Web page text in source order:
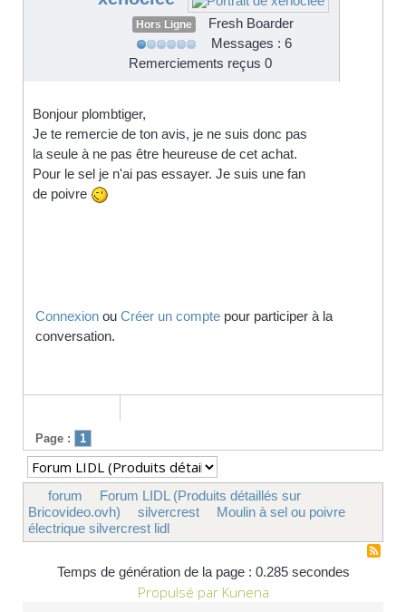
Hors Ligne
Fresh Boarder
Messages : 6
Remerciements reçus 0
Bonjour plombtiger,
Je te remercie de ton avis, je ne suis donc pas
la seule à ne pas être heureuse de cet achat.
Pour le sel je n'ai pas essayer. Je suis une fan
de poivre
Connexion ou Créer un compte pour participer à la
conversation.
Page : 1
forum
Forum LIDL (Produits détaillés sur
Bricovideo.ovh)
silvercrest
Moulin à sel ou poivre
électrique silvercrest lidl
Temps de génération de la page : 0.285 secondes
Propulsé par Kunena